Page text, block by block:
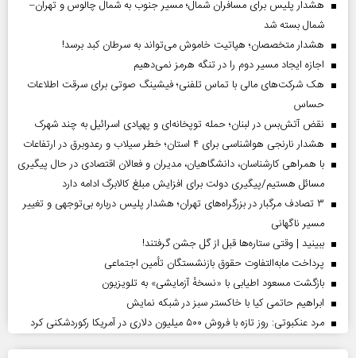
هشدار پلیس برای مسافران شمال؛ مسیر جنوب به شمال چالوس و تهران–
شمال بسته شد
هشدار متخصصان؛ هپاتیت خاموش می‌تواند به سرطان کبد برسد!
اجازه ایجاد مسیر دوم را در تنگه هرمز نمی‌دهیم
هک شرکت‌های مالی با تماس تلفنی؛ فیشینگ صوتی برای سرقت اطلاعات
حساس
نقض آتش‌بس در لبنان؛ حمله توپخانه‌ای و پهپادی اسرائیل به چند شهرک
هشدار نارنجی هواشناسی برای ۴ استان؛ خطر سیلاب و رعدوبرق در ارتفاعات
با همراهی کارشناسان، دانشگاهیان، مدیران و فعالان اقتصادی در حال پیگیری
مسائل هستیم/پیگیری دولت برای افزایش مبلغ کالابرگ ادامه دارد
۳ تصادف مرگبار در بزرگراه‌های تهران؛ هشدار پلیس درباره بی‌توجهی و تغییر
مسیر ناگهانی
ببینید | وقتی ستاره‌ها قبل از گل جشن گرفتند!
پرداخت مابه‌التفاوت حقوق بازنشستگان تأمین اجتماعی
بازگشت مسعود اطیابی با «نسخهٔ آزمایشی» به تلویزیون
ابراهیم حاتمی کیا با خاکستر سبز در شبکه نمایش
مرد عنکبوتی: روز تازه با فروش ۵۰۰ میلیون دلاری در آمریکا رکوردشکنی کرد